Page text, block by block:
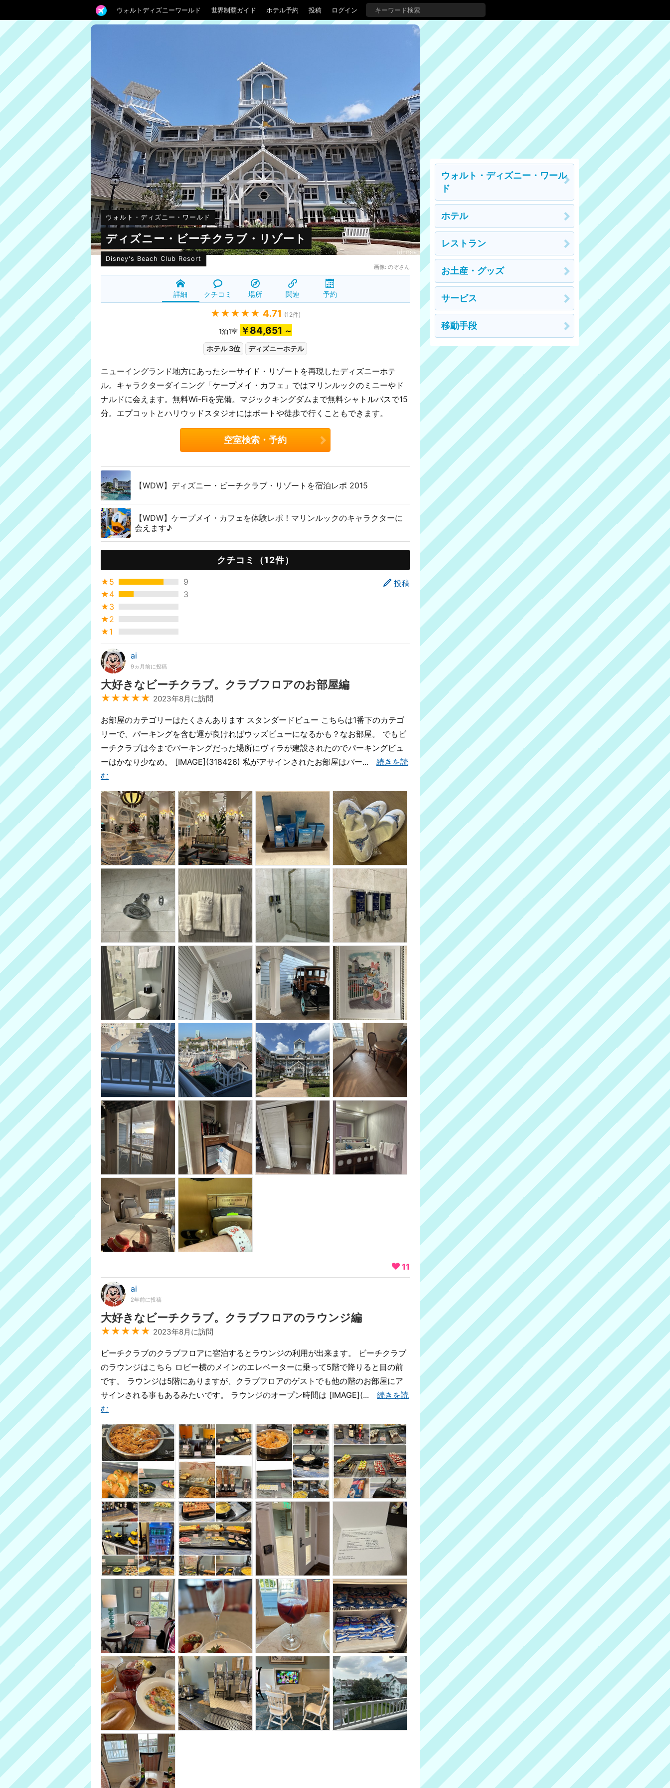
ウォルトディズニーワールド 世界制覇ガイド ホテル予約 投稿 ログイン
ウォルト・ディズニー・ワールド
ディズニー・ビーチクラブ・リゾート
Disney's Beach Club Resort
画像: のぞさん
詳細 クチコミ 場所 関連 予約
★★★★★ 4.71 (12件)
1泊1室 ￥84,651 ～
ホテル 3位 ディズニーホテル
ニューイングランド地方にあったシーサイド・リゾートを再現したディズニーホテ
ル。キャラクターダイニング「ケープメイ・カフェ」ではマリンルックのミニーやド
ナルドに会えます。無料Wi-Fiを完備。マジックキングダムまで無料シャトルバスで15
分。エプコットとハリウッドスタジオにはボートや徒歩で行くこともできます。
空室検索・予約
【WDW】ディズニー・ビーチクラブ・リゾートを宿泊レポ 2015
【WDW】ケープメイ・カフェを体験レポ！マリンルックのキャラクターに
会えます♪
クチコミ（12件）
投稿
★5
9
★4
3
★3
★2
★1
ai
9ヵ月前に投稿
大好きなビーチクラブ。クラブフロアのお部屋編
★★★★★ 2023年8月に訪問
お部屋のカテゴリーはたくさんあります スタンダードビュー こちらは1番下のカテゴ
リーで、パーキングを含む運が良ければウッズビューになるかも？なお部屋。 でもビ
ーチクラブは今までパーキングだった場所にヴィラが建設されたのでパーキングビュ
ーはかなり少なめ。 [IMAGE](318426) 私がアサインされたお部屋はパー... 続きを読
む
11
ai
2年前に投稿
大好きなビーチクラブ。クラブフロアのラウンジ編
★★★★★ 2023年8月に訪問
ビーチクラブのクラブフロアに宿泊するとラウンジの利用が出来ます。 ビーチクラブ
のラウンジはこちら ロビー横のメインのエレベーターに乗って5階で降りると目の前
です。 ラウンジは5階にありますが、クラブフロアのゲストでも他の階のお部屋にア
サインされる事もあるみたいです。 ラウンジのオープン時間は [IMAGE](... 続きを読
む
ウォルト・ディズニー・ワール
ド
ホテル
レストラン
お土産・グッズ
サービス
移動手段